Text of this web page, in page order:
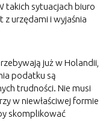
takich sytuacjach biuro
urzędami i wyjaśnia
już w Holandii,
podatku są
trudności. Nie musi
w niewłaściwej formie
skomplikować